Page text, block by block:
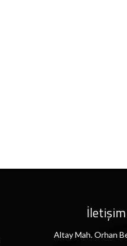
Altay Mah. Orhan